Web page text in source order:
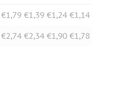
€1,79 €1,39 €1,24 €1,14
€2,74 €2,34 €1,90 €1,78